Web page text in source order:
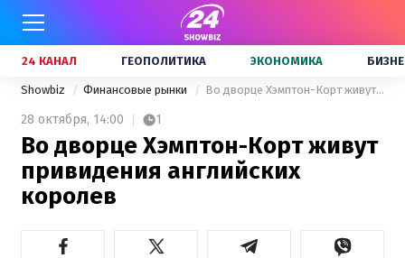
24 КАНАЛ ГЕОПОЛИТИКА ЭКОНОМИКА
Showbiz Финансовые рынки Во дворце Хэмптон-Корт живут привидения английских королев
28 октября, 14:00 1
Во дворце Хэмптон-Корт живут
привидения английских
королев